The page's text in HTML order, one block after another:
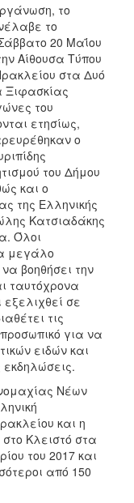
το
το
20 Μαΐου
Αίθουσα Τύπου
στα Δυό
Ξιφασκίας
του
ετησίως,
ο
του Δήμου
και ο
της Ελληνικής
Κατσιαδάκης
Όλοι
μεγάλο
βοηθήσει την
ταυτόχρονα
εξελιχθεί σε
τις
για να
ειδών και
εκδηλώσεις.
Νέων
και η
Κλειστό στα
του 2017 και
από 150